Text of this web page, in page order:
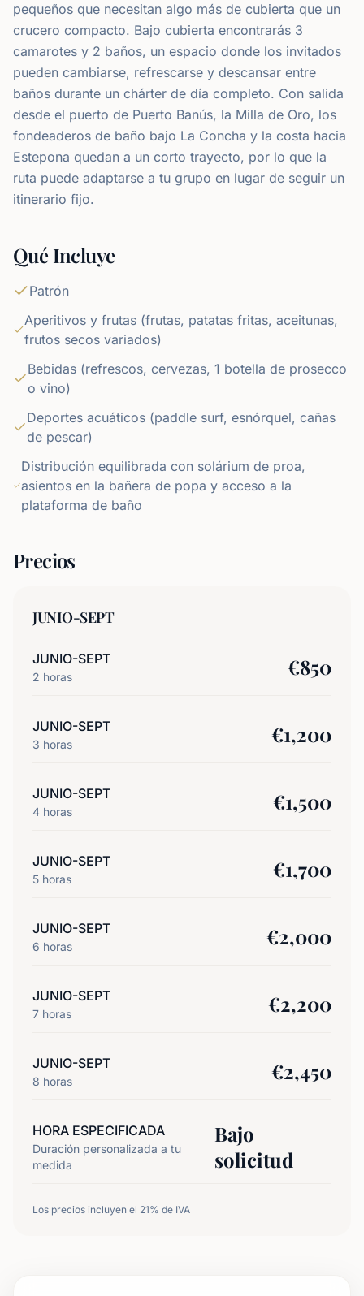
pequeños que necesitan algo más de cubierta que un
crucero compacto. Bajo cubierta encontrarás 3
camarotes y 2 baños, un espacio donde los invitados
pueden cambiarse, refrescarse y descansar entre
baños durante un chárter de día completo. Con salida
desde el puerto de Puerto Banús, la Milla de Oro, los
fondeaderos de baño bajo La Concha y la costa hacia
Estepona quedan a un corto trayecto, por lo que la
ruta puede adaptarse a tu grupo en lugar de seguir un
itinerario fijo.
Qué Incluye
Patrón
Aperitivos y frutas (frutas, patatas fritas, aceitunas,
frutos secos variados)
Bebidas (refrescos, cervezas, 1 botella de prosecco
o vino)
Deportes acuáticos (paddle surf, esnórquel, cañas
de pescar)
Distribución equilibrada con solárium de proa,
asientos en la bañera de popa y acceso a la
plataforma de baño
Precios
JUNIO-SEPT
JUNIO-SEPT
2 horas €850
JUNIO-SEPT
3 horas €1,200
JUNIO-SEPT
4 horas €1,500
JUNIO-SEPT
5 horas €1,700
JUNIO-SEPT
6 horas €2,000
JUNIO-SEPT
7 horas €2,200
JUNIO-SEPT
8 horas €2,450
HORA ESPECIFICADA
Duración personalizada a tu
medida
Bajo
solicitud
Los precios incluyen el 21% de IVA